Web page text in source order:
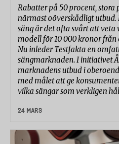
Rabatter på 50 procent, stora
närmast oöverskådligt utbud.
säng är det ofta svårt att veta
modell för 10 000 kronor från
Nu inleder Testfakta en
sängmarknaden. I initiativet
marknadens utbud i
med målet att ge
vilka sängar som verkligen
24 MARS